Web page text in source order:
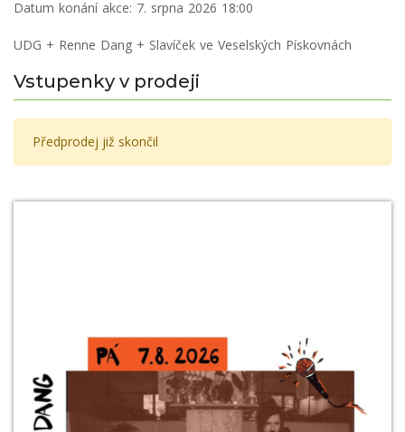
Datum konání akce: 7. srpna 2026 18:00
UDG + Renne Dang + Slavíček ve Veselských Pískovnách
Vstupenky v prodeji
Předprodej již skončil